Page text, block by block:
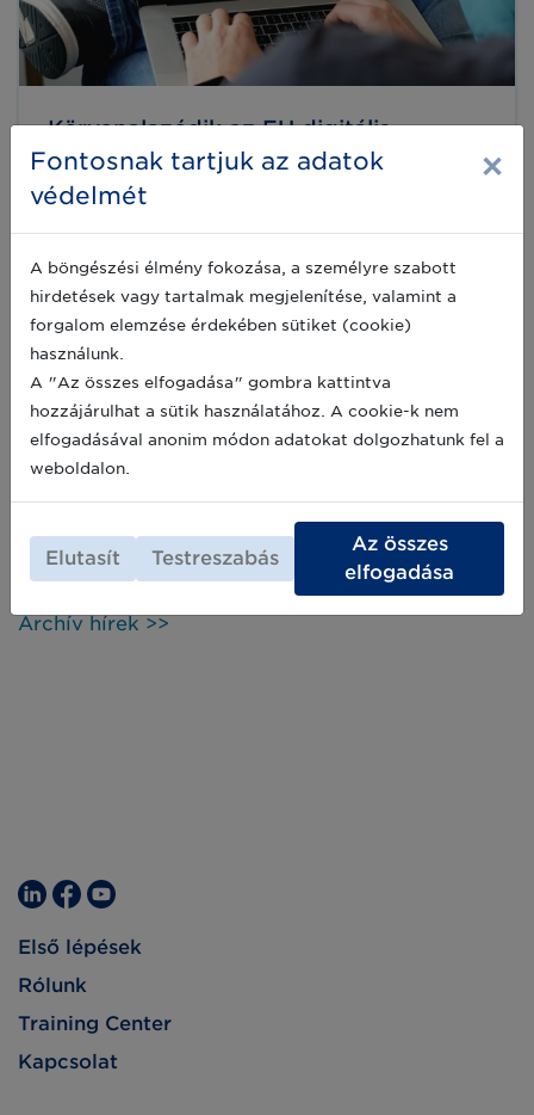
Körvonalazódik az EU digitális
termékútlevél koncepciója
A GS1 Európa felhívást intézett a GS1
közössége és az európai tagszervezetek felé
az Európai Unió digitális termék útlevél
koncepciójának megismertetésére az „EU
Digital Product Passport Revealed: Time to
act!” című írásában. Az alábbiakban ebből
olvashatnak.
Közös kezdeményezés az EU digitális
termékútlevél bevezetésére
Az EuroCommerce és a GS1 in Europe nyílt,
befogadó és decentralizált EU Digitális
termékútlevél bevezetését szorgalmazza,
amely által a vállalatok és a fogyasztók is
környezetbarát és fenntarthatóbb
választásokkal és befektetésekkel élhetnek, a
már használatban lévő nyílt és nemzetközi
termékadat szabványok segítségével.
2022-02-25
Archív hírek >>
Első lépések
Rólunk
Training Center
Kapcsolat
Fontosnak tartjuk az adatok
védelmét
×
A böngészési élmény fokozása, a személyre szabott
hirdetések vagy tartalmak megjelenítése, valamint a
forgalom elemzése érdekében sütiket (cookie)
használunk.
A "Az összes elfogadása" gombra kattintva
hozzájárulhat a sütik használatához. A cookie-k nem
elfogadásával anonim módon adatokat dolgozhatunk fel a
weboldalon.
Elutasít Testreszabás
Az összes
elfogadása